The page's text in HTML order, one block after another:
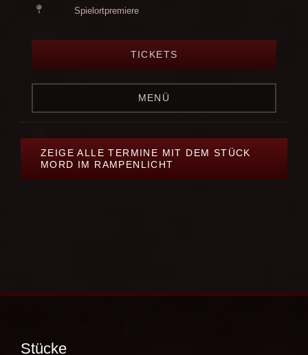
Spielortpremiere
TICKETS
MENÜ
ZEIGE ALLE TERMINE MIT DEM STÜCK
MORD IM RAMPENLICHT
Stücke